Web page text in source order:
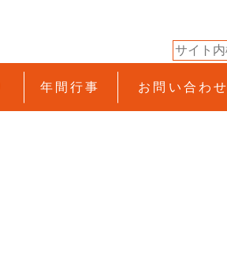
年間行事 お問い合わせ